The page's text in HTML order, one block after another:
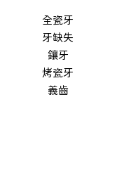
全瓷牙
牙缺失
鑲牙
烤瓷牙
義齒